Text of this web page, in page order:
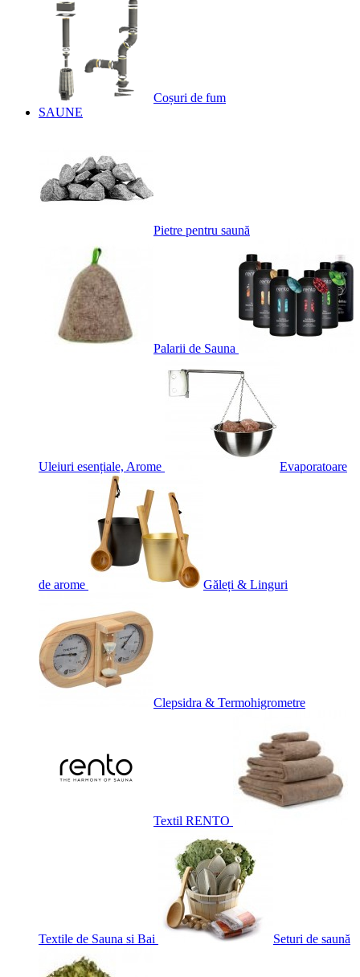
Coșuri de fum
SAUNE
Pietre pentru saună
Palarii de Sauna
Uleiuri esențiale, Arome Evaporatoare
de arome Găleți & Linguri
Clepsidra & Termohigrometre
Textil RENTO
Textile de Sauna si Bai Seturi de saună